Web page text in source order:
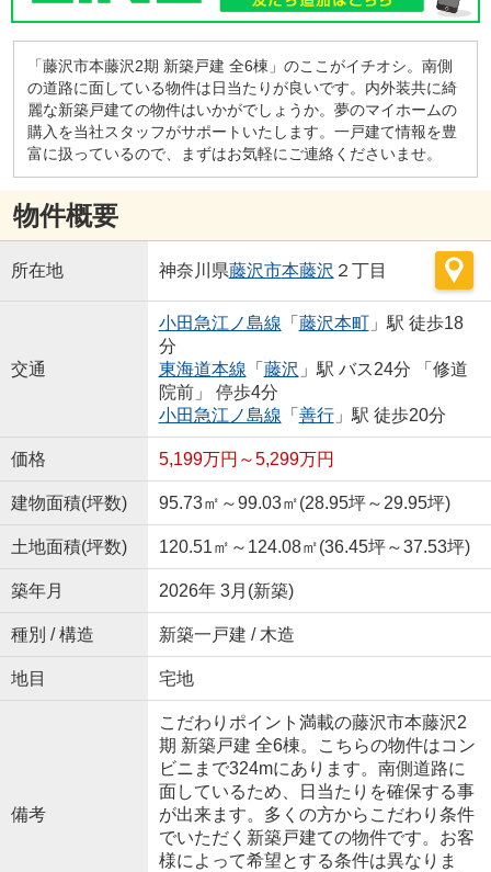
「藤沢市本藤沢2期 新築戸建 全6棟」のここがイチオシ。南側
の道路に面している物件は日当たりが良いです。内外装共に綺
麗な新築戸建ての物件はいかがでしょうか。夢のマイホームの
購入を当社スタッフがサポートいたします。一戸建て情報を豊
富に扱っているので、まずはお気軽にご連絡くださいませ。
物件概要
所在地 神奈川県藤沢市本藤沢 ２丁目
交通
小田急江ノ島線 「 藤沢本町」駅 徒歩18
分
東海道本線 「 藤沢 」駅 バス24分 「修道
院前」 停歩4分
小田急江ノ島線 「 善行」駅 徒歩20分
価格 5,199万円～5,299万円
建物面積(坪数) 95.73㎡～99.03㎡(28.95坪～29.95坪)
土地面積(坪数) 120.51㎡～124.08㎡(36.45坪～37.53坪)
築年月 2026年 3月(新築)
種別 / 構造 新築一戸建 / 木造
地目 宅地
備考
こだわりポイント満載の藤沢市本藤沢2
期 新築戸建 全6棟。こちらの物件はコン
ビニまで324mにあります。南側道路に
面しているため、日当たりを確保する事
が出来ます。多くの方からこだわり条件
でいただく新築戸建ての物件です。お客
様によって希望とする条件は異なりま